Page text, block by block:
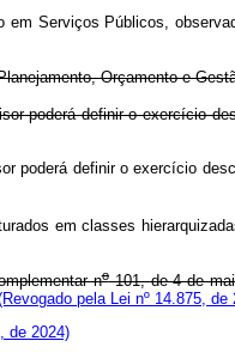
em Serviços Públicos,
Orçamento e
poderá definir o exercício
poderá definir o exercício
em classes
no101, de 4 de
pela Lei nº 14.875, de
de 2024)